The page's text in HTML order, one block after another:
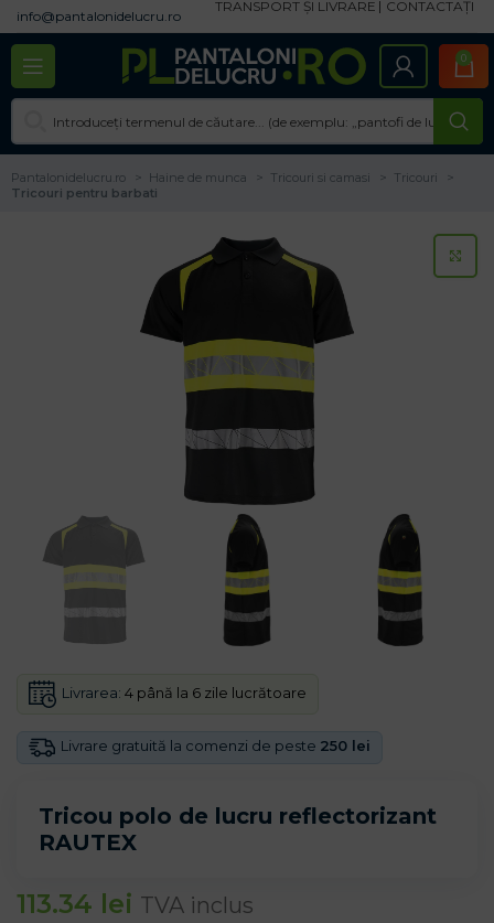
info@pantalonidelucru.ro
TRANSPORT ȘI LIVRARE CONTACTAȚI
0
Pantalonidelucru.ro Haine de munca Tricouri si camasi
Tricouri
Tricouri pentru barbati
Tricou polo de lucru reflectorizant
RAUTEX
Livrare gratuită la comenzi de peste 250 lei
Livrarea: 4 până la 6 zile lucrătoare
113.34 lei TVA inclus